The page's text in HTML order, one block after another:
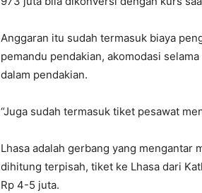
Anggaran itu sudah termasuk biaya
pemandu pendakian, akomodasi
dalam pendakian.
“Juga sudah termasuk tiket pesawat
Lhasa adalah gerbang yang
dihitung terpisah, tiket ke Lhasa dari
Rp 4-5 juta.